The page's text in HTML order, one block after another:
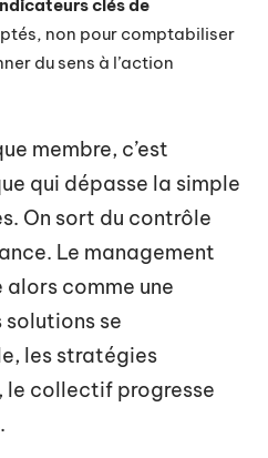
clés de
non pour comptabiliser
du sens à l’action
membre, c’est
qui dépasse la simple
On sort du contrôle
Le management
comme une
solutions se
les stratégies
le collectif progresse